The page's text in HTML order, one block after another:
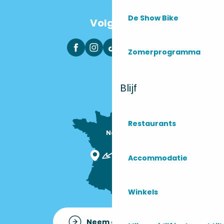
De Show Bike
Zomerprogramma
Blijf
Restaurants
Accommodatie
Winkels
Volg ons
Nous sommes
Neem contact op met